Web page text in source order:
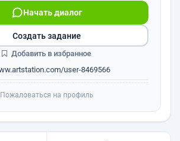
Начать диалог
user-8469566
Создать задание
Добавить в избранное
Пожаловаться на профиль